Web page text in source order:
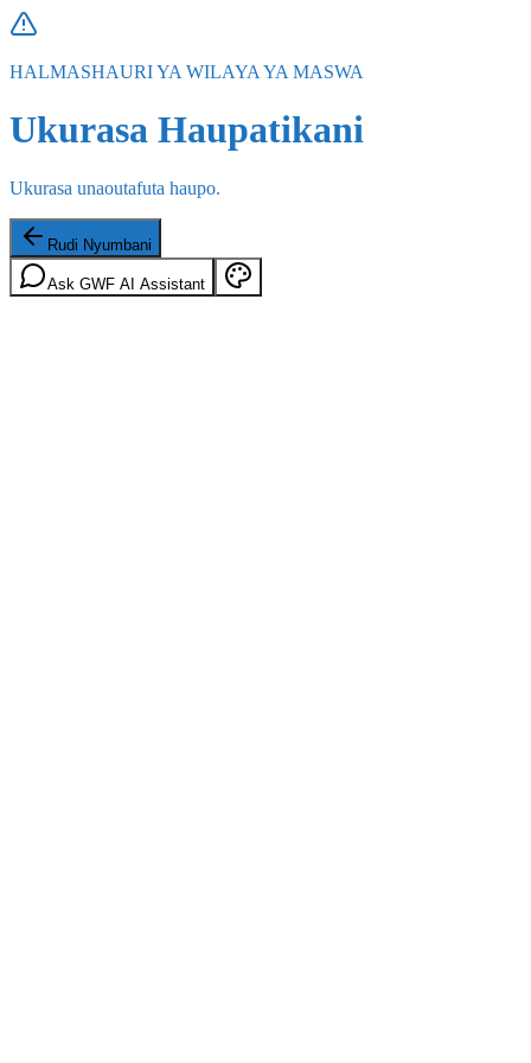
HALMASHAURI YA WILAYA YA MASWA
Ukurasa Haupatikani
Ukurasa unaoutafuta haupo.
Rudi Nyumbani
Ask GWF AI Assistant